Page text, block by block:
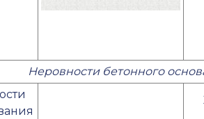
Неровности бетонного